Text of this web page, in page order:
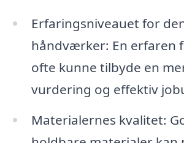
Erfaringsniveauet for
håndværker: En erfaren
ofte kunne tilbyde en
vurdering og effektiv
Materialernes kvalitet: